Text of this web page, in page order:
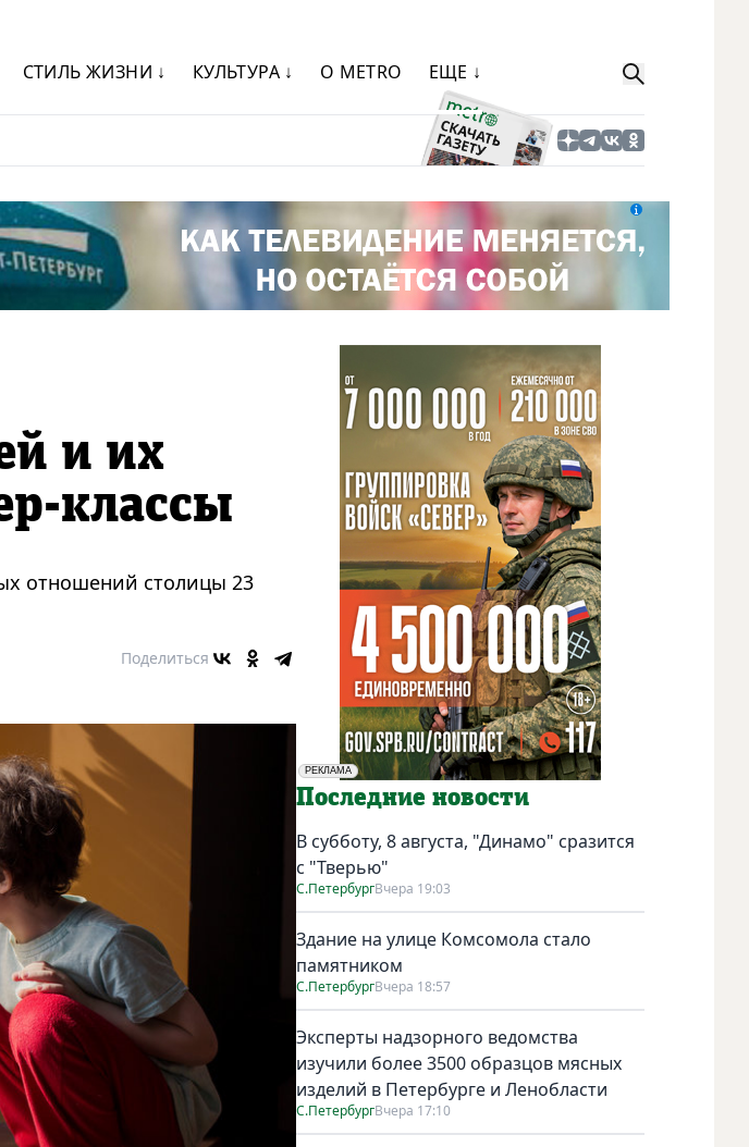
СТИЛЬ ЖИЗНИ ↓ КУЛЬТУРА ↓ О METRO ЕЩЕ ↓
и их
классы
отношений столицы 23
Поделиться
РЕКЛАМА
Социальная реклама
Последние новости
В субботу, 8 августа, "Динамо" сразится
с "Тверью"
С.ПетербургВчера 19:03
Здание на улице Комсомола стало
памятником
С.ПетербургВчера 18:57
Эксперты надзорного ведомства
изучили более 3500 образцов мясных
изделий в Петербурге и Ленобласти
С.ПетербургВчера 17:10